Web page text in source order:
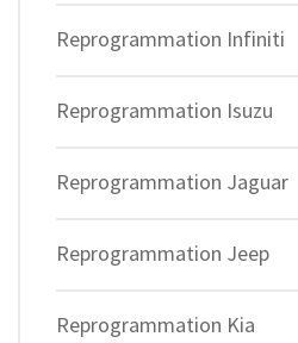
Reprogrammation Infiniti
Reprogrammation Isuzu
Reprogrammation Jaguar
Reprogrammation Jeep
Reprogrammation Kia